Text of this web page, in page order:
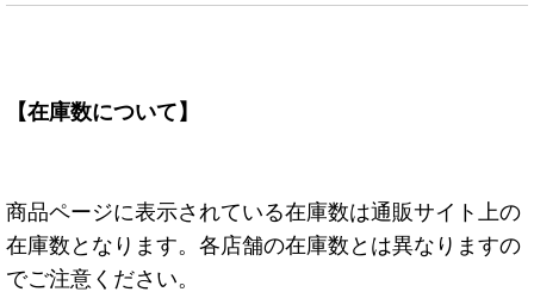
【在庫数について】
商品ページに表示されている在庫数は通販サイト上の
在庫数となります。各店舗の在庫数とは異なりますの
でご注意ください。